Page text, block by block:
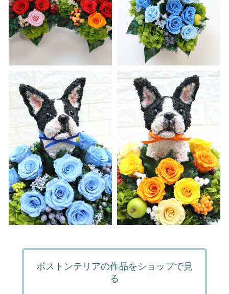
ボストンテリアの作品をショップで見
る